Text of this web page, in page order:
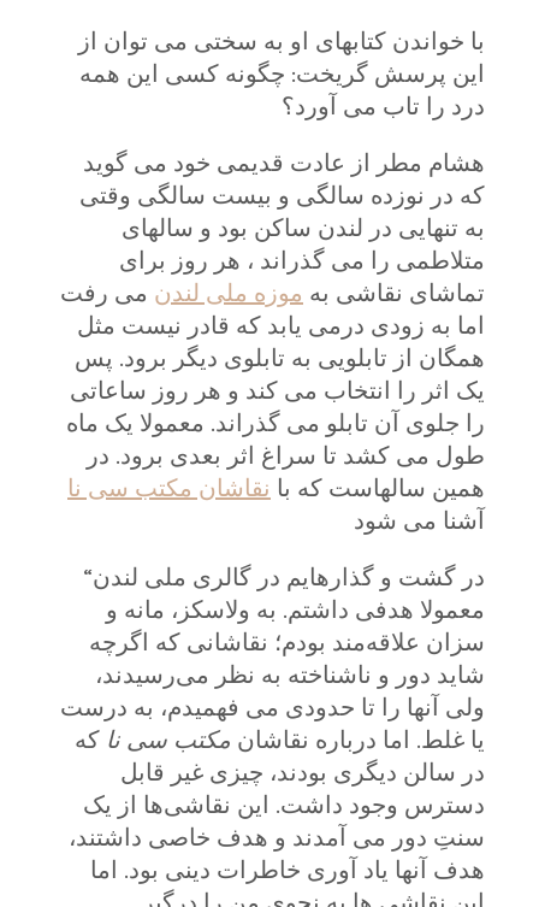
با خواندن کتابهای او به سختی می توان از
این پرسش گریخت: چگونه کسی این همه
درد را تاب می آورد؟
که در نوزده سالگی و بیست سالگی وقتی
به تنهایی در لندن ساکن بود و سالهای
متلاطمی را می گذراند ، هر روز برای
تماشای نقاشی به موزه ملی لندن می رفت
اما به زودی درمی یابد که قادر نیست مثل
همگان از تابلویی به تابلوی دیگر برود. پس
یک اثر را انتخاب می کند و هر روز ساعاتی
را جلوی آن تابلو می گذراند. معمولا یک ماه
طول می کشد تا سراغ اثر بعدی برود. در
همین سالهاست که با نقاشان مکتب سی نا
آشنا می شود
“در گشت و گذارهایم در گالری ملی لندن
معمولا هدفی داشتم. به ولاسکز، مانه و
سزان علاقه‌مند بودم؛ نقاشانی که اگرچه
شاید دور و ناشناخته به نظر می‌رسیدند،
ولی آنها را تا حدودی می فهمیدم، به درست
یا غلط. اما درباره نقاشان مکتب سی نا که
در سالن دیگری بودند، چیزی غیر قابل
دسترس وجود داشت. این نقاشی‌ها از یک
سنتِ دور می آمدند و هدف خاصی داشتند،
هدف آنها یاد آوری خاطرات دینی بود. اما